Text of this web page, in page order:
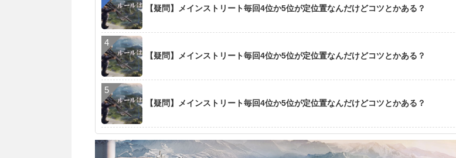
【疑問】メインストリート毎回4位か5位が定位置なんだけどコツとかある？
【疑問】メインストリート毎回4位か5位が定位置なんだけどコツとかある？
【疑問】メインストリート毎回4位か5位が定位置なんだけどコツとかある？